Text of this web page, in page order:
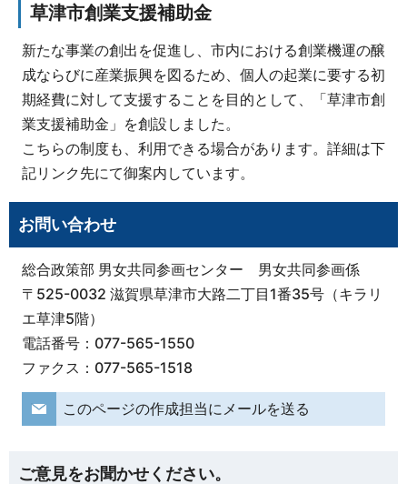
草津市創業支援補助金
新たな事業の創出を促進し、市内における創業機運の醸
成ならびに産業振興を図るため、個人の起業に要する初
期経費に対して支援することを目的として、「草津市創
業支援補助金」を創設しました。
こちらの制度も、利用できる場合があります。詳細は下
記リンク先にて御案内しています。
お問い合わせ
総合政策部 男女共同参画センター 男女共同参画係
〒525-0032 滋賀県草津市大路二丁目1番35号（キラリ
エ草津5階）
電話番号：077-565-1550
ファクス：077-565-1518
このページの作成担当にメールを送る
ご意見をお聞かせください。